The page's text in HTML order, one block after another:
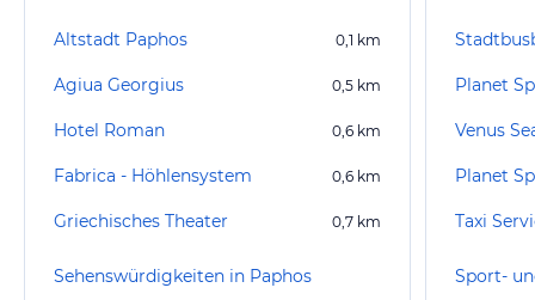
Altstadt Paphos 0,1 km
Agiua Georgius 0,5 km
Hotel Roman 0,6 km
Fabrica - Höhlensystem 0,6 km
Griechisches Theater 0,7 km
Sehenswürdigkeiten in Paphos
Planet
Venus
Planet
Taxi
Sport-